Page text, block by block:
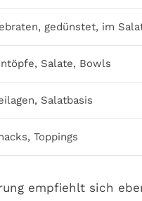
gedünstet, im
Salate, Bowls
Salatbasis
Toppings
empfiehlt sich